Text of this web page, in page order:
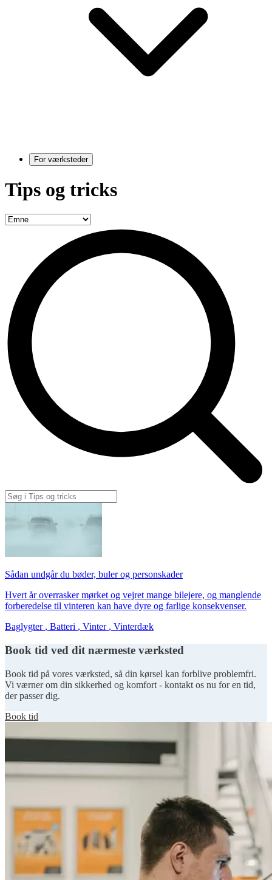
For værksteder
Tips og tricks
Sådan undgår du bøder, buler og personskader
Hvert år overrasker mørket og vejret mange bilejere, og manglende
forberedelse til vinteren kan have dyre og farlige konsekvenser.
Baglygter , Batteri , Vinter , Vinterdæk
Book tid ved dit nærmeste værksted
Book tid på vores værksted, så din kørsel kan forblive problemfri.
Vi værner om din sikkerhed og komfort - kontakt os nu for en tid,
der passer dig.
Book tid